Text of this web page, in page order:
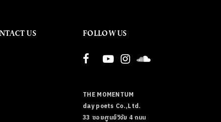
US FOLLOW US
THE MOMENTUM
day poets Co.,Ltd.
33 ซอยศูนย์วิจัย 4 ถนน